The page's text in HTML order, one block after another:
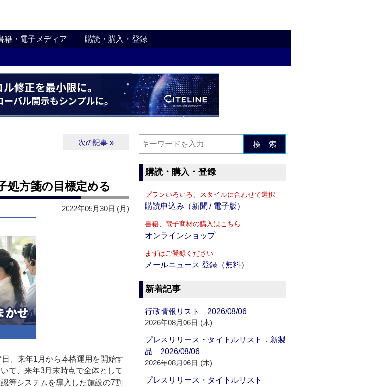
籍・電子メディア 購読・購入・登録
次の記事 »
処方箋の目標定める
2022年05月30日 (月)
、来年1月から本格運用を開始す
て、来年3月末時点で全体として
等システムを導入した施設の7割
検 索
購読・購入・登録
プランいろいろ、スタイルに合わせて選択
購読申込み（新聞 / 電子版）
書籍、電子商材の購入はこちら
オンラインショップ
まずはご登録ください
メールニュース 登録（無料）
新着記事
行政情報リスト 2026/08/06
2026年08月06日 (木)
プレスリリース・タイトルリスト：新製
品 2026/08/06
2026年08月06日 (木)
プレスリリース・タイトルリスト